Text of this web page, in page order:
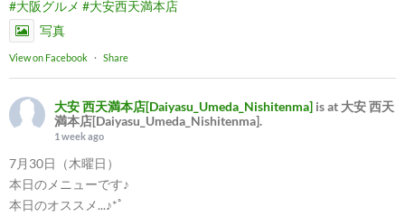
#大阪グルメ #大安西天満本店
写真
View on Facebook · Share
大安 西天満本店[Daiyasu_Umeda_Nishitenma] is at 大安 西天
満本店[Daiyasu_Umeda_Nishitenma].
1 week ago
7月30日（木曜日）
本日のメニューです♪
本日のオススメ...♪*ﾟ